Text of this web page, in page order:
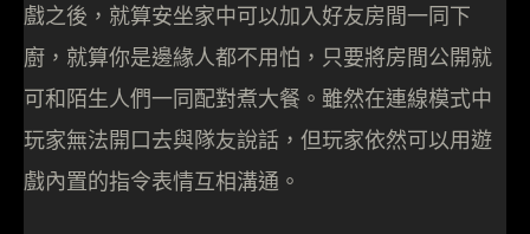
戲之後，就算安坐家中可以加入好友房間一同下
廚，就算你是邊緣人都不用怕，只要將房間公開就
可和陌生人們一同配對煮大餐。雖然在連線模式中
玩家無法開口去與隊友說話，但玩家依然可以用遊
戲內置的指令表情互相溝通。